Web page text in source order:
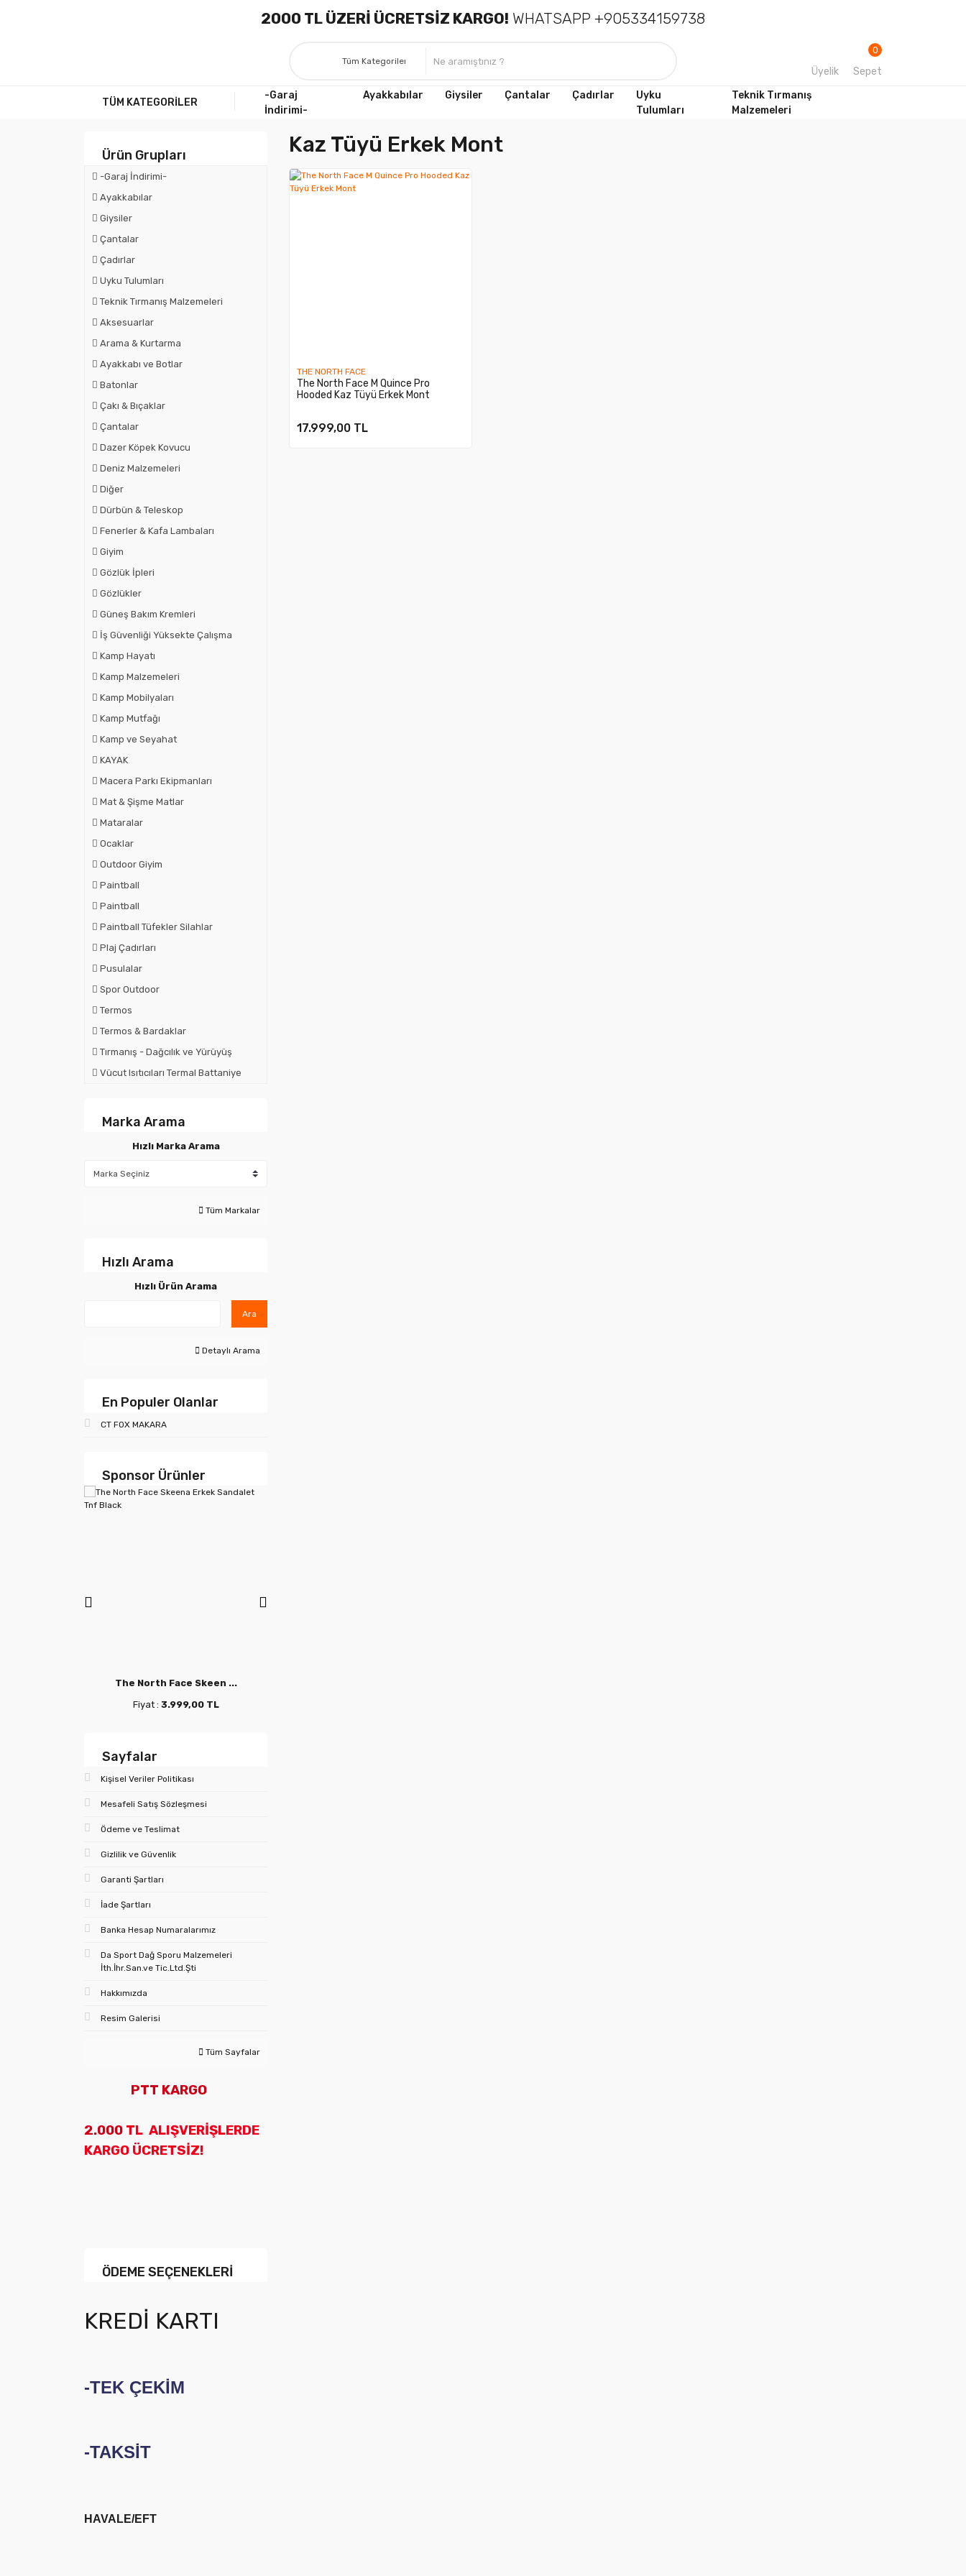
2000 TL ÜZERİ ÜCRETSİZ KARGO! WHATSAPP +905334159738
Üyelik Sepet
0
TÜM KATEGORİLER
-Garaj
İndirimi-
Ayakkabılar Giysiler Çantalar Çadırlar
Uyku
Tulumları
Teknik Tırmanış
Malzemeleri
Ürün Grupları
-Garaj İndirimi-
Ayakkabılar
Giysiler
Çantalar
Çadırlar
Uyku Tulumları
Teknik Tırmanış Malzemeleri
Aksesuarlar
Arama & Kurtarma
Ayakkabı ve Botlar
Batonlar
Çakı & Bıçaklar
Çantalar
Dazer Köpek Kovucu
Deniz Malzemeleri
Diğer
Dürbün & Teleskop
Fenerler & Kafa Lambaları
Giyim
Gözlük İpleri
Gözlükler
Güneş Bakım Kremleri
İş Güvenliği Yüksekte Çalışma
Kamp Hayatı
Kamp Malzemeleri
Kamp Mobilyaları
Kamp Mutfağı
Kamp ve Seyahat
KAYAK
Macera Parkı Ekipmanları
Mat & Şişme Matlar
Mataralar
Ocaklar
Outdoor Giyim
Paintball
Paintball
Paintball Tüfekler Silahlar
Plaj Çadırları
Pusulalar
Spor Outdoor
Termos
Termos & Bardaklar
Tırmanış - Dağcılık ve Yürüyüş
Vücut Isıtıcıları Termal Battaniye
Marka Arama
Hızlı Marka Arama
Tüm Markalar
Hızlı Arama
Hızlı Ürün Arama
Ara
Detaylı Arama
En Populer Olanlar
CT FOX MAKARA
Sponsor Ürünler
The North Face Skeen ...
Fiyat : 3.999,00 TL
Sayfalar
Kişisel Veriler Politikası
Mesafeli Satış Sözleşmesi
Ödeme ve Teslimat
Gizlilik ve Güvenlik
Garanti Şartları
İade Şartları
Banka Hesap Numaralarımız
Da Sport Dağ Sporu Malzemeleri
İth.İhr.San.ve Tic.Ltd.Şti
Hakkımızda
Resim Galerisi
Tüm Sayfalar
PTT KARGO
2.000 TL ALIŞVERİŞLERDE
KARGO ÜCRETSİZ!
ÖDEME SEÇENEKLERİ
KREDİ KARTI
-TEK ÇEKİM
-TAKSİT
HAVALE/EFT
Kaz Tüyü Erkek Mont
THE NORTH FACE
The North Face M Quince Pro
Hooded Kaz Tüyü Erkek Mont
17.999,00 TL